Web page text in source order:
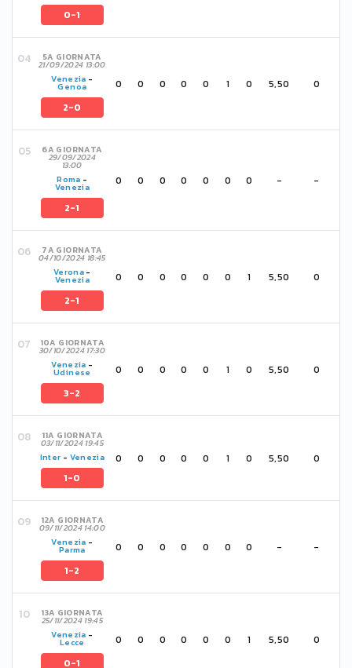
0-1
5A GIORNATA
21/09/2024 13:00
Venezia -
Genoa
2-0
0 0 0 0 0 1 0 5,50 0
6A GIORNATA
29/09/2024
13:00
Roma -
Venezia
2-1
0 0 0 0 0 0 0 - -
7A GIORNATA
04/10/2024 18:45
Verona -
Venezia
2-1
0 0 0 0 0 0 1 5,50 0
10A GIORNATA
30/10/2024 17:30
Venezia -
Udinese
3-2
0 0 0 0 0 1 0 5,50 0
11A GIORNATA
03/11/2024 19:45
Inter - Venezia
1-0
0 0 0 0 0 1 0 5,50 0
12A GIORNATA
09/11/2024 14:00
Venezia -
Parma
1-2
0 0 0 0 0 0 0 - -
13A GIORNATA
25/11/2024 19:45
Venezia -
Lecce
0-1
0 0 0 0 0 0 1 5,50 0